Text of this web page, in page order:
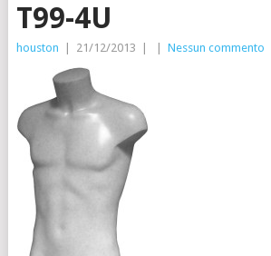
T99-4U
houston 21/12/2013 Nessun commento